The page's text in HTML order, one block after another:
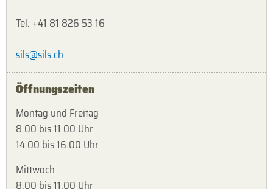
Tel. +41 81 826 53 16
sils@sils.ch
Öffnungszeiten
Montag und Freitag
8.00 bis 11.00 Uhr
14.00 bis 16.00 Uhr
Mittwoch
8.00 bis 11.00 Uhr